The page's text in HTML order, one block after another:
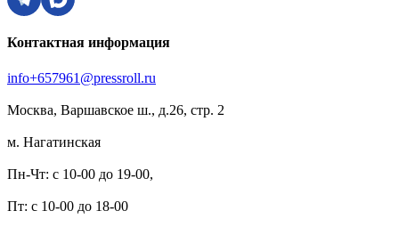
Контактная информация
info+657961@pressroll.ru
Москва, Варшавское ш., д.26, стр. 2
м. Нагатинская
Пн-Чт: с 10-00 до 19-00,
Пт: с 10-00 до 18-00